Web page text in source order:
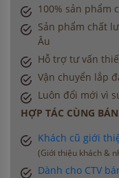
100% sản phẩm
Sản phẩm chất
Âu
Hỗ trợ tư vấn
Vận chuyển lắp
Luôn đổi mới vì
HỢP TÁC CÙNG
Khách cũ giới
(Giới thiệu khách &
Dành cho CTV